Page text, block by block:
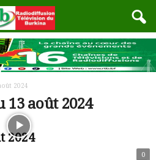
2024
13 août 2024
2024
0